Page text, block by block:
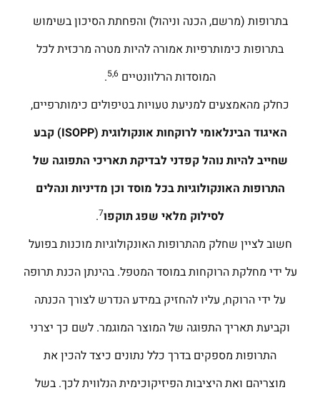
בתרופות (מרשם, הכנה וניהול) והפחתת הסיכון בשימוש
בתרופות כימותרפיות אמורה להיות מטרה מרכזית לכל
המוסדות הרלוונטיים 5,6
.
כחלק מהאמצעים למניעת טעויות בטיפולים כימותרפיים,
האיגוד הבינלאומי לרוקחות אונקולוגית (ISOPP) קבע
שחייב להיות נוהל קפדני לבדיקת תאריכי התפוגה של
התרופות האונקולוגיות בכל מוסד וכן מדיניות ונהלים
לסילוק מלאי שפג תוקפו7
.
חשוב לציין שחלק מהתרופות האונקולוגיות מוכנות בפועל
על ידי מחלקת הרוקחות במוסד המטפל. בהינתן הכנת תרופה
על ידי הרוקח, עליו להחזיק במידע הנדרש לצורך הכנתה
וקביעת תאריך התפוגה של המוצר המוגמר. לשם כך יצרני
התרופות מספקים בדרך כלל נתונים כיצד להכין את
מוצריהם ואת היציבות הפיזיקוכימית הנלווית לכך. בשל